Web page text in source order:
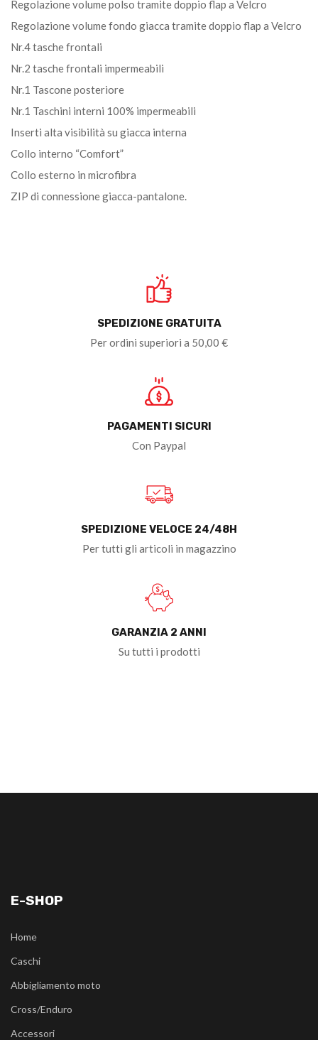
Regolazione volume polso tramite doppio flap a Velcro
Regolazione volume fondo giacca tramite doppio flap a Velcro
Nr.4 tasche frontali
Nr.2 tasche frontali impermeabili
Nr.1 Tascone posteriore
Nr.1 Taschini interni 100% impermeabili
Inserti alta visibilità su giacca interna
Collo interno “Comfort”
Collo esterno in microfibra
ZIP di connessione giacca-pantalone.
SPEDIZIONE GRATUITA
Per ordini superiori a 50,00 €
PAGAMENTI SICURI
Con Paypal
SPEDIZIONE VELOCE 24/48H
Per tutti gli articoli in magazzino
GARANZIA 2 ANNI
Su tutti i prodotti
E-SHOP
Home
Caschi
Abbigliamento moto
Cross/Enduro
Accessori